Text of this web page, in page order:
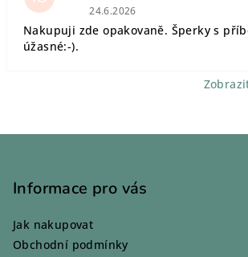
Hodnocení obchodu je 5 z 5
24.6.2026
Nakupuji zde opakovaně. Šperky s
úžasné:-).
Informace pro vás
Jak nakupovat
Obchodní podmínky